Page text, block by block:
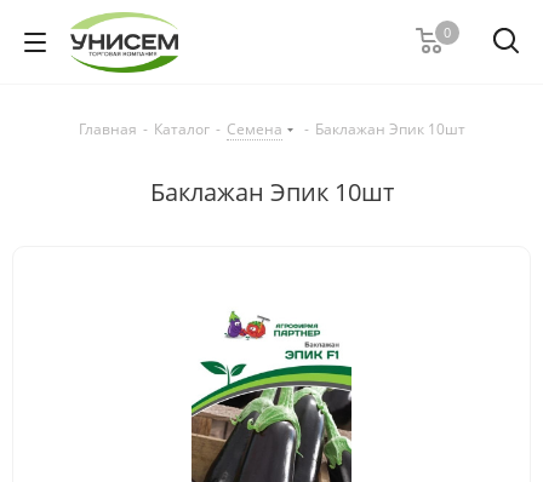
0
Главная - Каталог - Семена - Баклажан Эпик 10шт
Баклажан Эпик 10шт